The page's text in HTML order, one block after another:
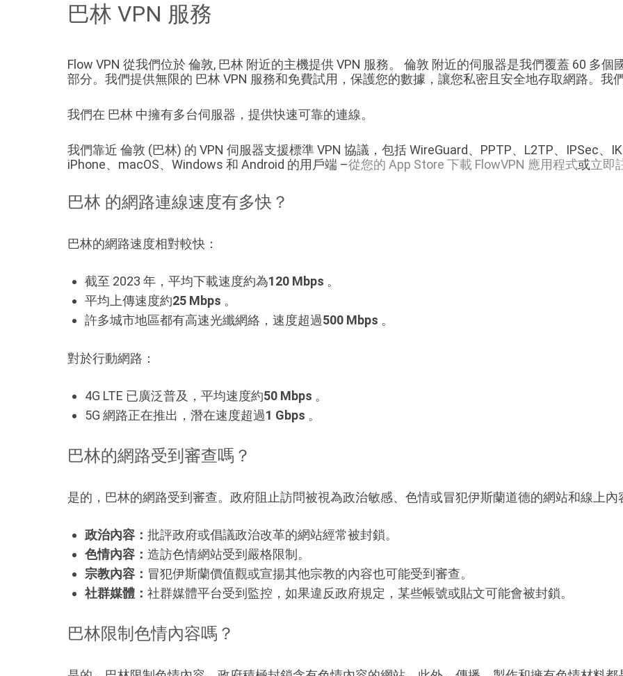
巴林 VPN 服務
Flow VPN 從我們位於 倫敦, 巴林 附近的主機提供 VPN 服務。 倫敦 附近的伺服器是我們覆蓋 60 多
部分。我們提供無限的 巴林 VPN 服務和免費試用，保護您的數據，讓您私密且安全地存取網路。我
我們在 巴林 中擁有多台伺服器，提供快速可靠的連線。
我們靠近 倫敦 (巴林) 的 VPN 伺服器支援標準 VPN 協議，包括 WireGuard、PPTP、L2TP、IPSec、
iPhone、macOS、Windows 和 Android 的用戶端 –從您的 App Store 下載 FlowVPN 應用程式或立即
巴林 的網路連線速度有多快？
巴林的網路速度相對較快：
截至 2023 年，平均下載速度約為120 Mbps 。
平均上傳速度約25 Mbps 。
許多城市地區都有高速光纖網絡，速度超過500 Mbps 。
對於行動網路：
4G LTE 已廣泛普及，平均速度約50 Mbps 。
5G 網路正在推出，潛在速度超過1 Gbps 。
巴林的網路受到審查嗎？
是的，巴林的網路受到審查。政府阻止訪問被視為政治敏感、色情或冒犯伊斯蘭道德的網站和線上內
政治內容： 批評政府或倡議政治改革的網站經常被封鎖。
色情內容： 造訪色情網站受到嚴格限制。
宗教內容： 冒犯伊斯蘭價值觀或宣揚其他宗教的內容也可能受到審查。
社群媒體： 社群媒體平台受到監控，如果違反政府規定，某些帳號或貼文可能會被封鎖。
巴林限制色情內容嗎？